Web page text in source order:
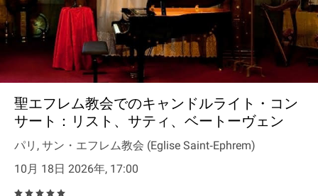
聖エフレム教会でのキャンドルライト・コン
サート：リスト、サティ、ベートーヴェン
パリ, サン・エフレム教会 (Eglise Saint‐Ephrem)
10月 18日 2026年, 17:00